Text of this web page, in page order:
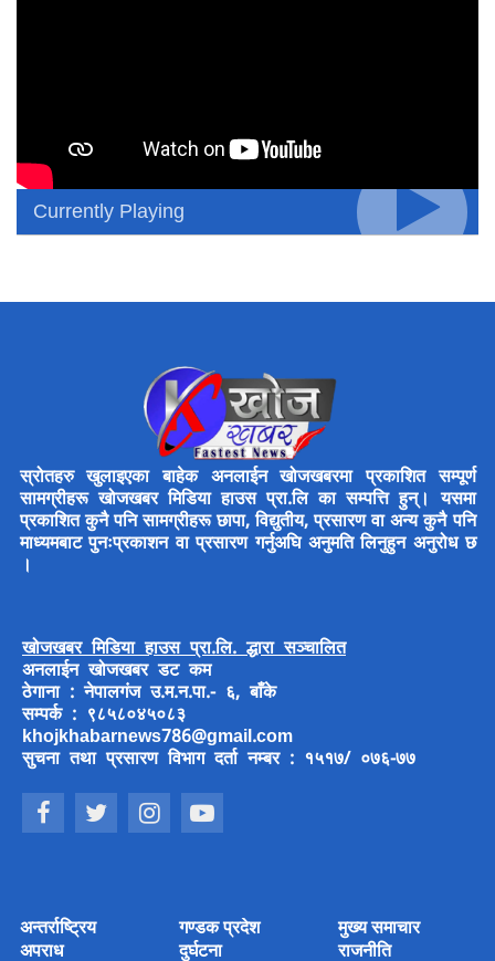
Currently Playing
स्रोतहरु खुलाइएका बाहेक अनलाईन खोजखबरमा प्रकाशित सम्पूर्ण
सामग्रीहरू खोजखबर मिडिया हाउस प्रा.लि का सम्पत्ति हुन्। यसमा
प्रकाशित कुनै पनि सामग्रीहरू छापा, विद्युतीय, प्रसारण वा अन्य कुनै पनि
माध्यमबाट पुनःप्रकाशन वा प्रसारण गर्नुअघि अनुमति लिनुहुन अनुरोध छ
।
खोजखबर मिडिया हाउस प्रा.लि. द्धारा सञ्चालित
अनलाईन खोजखबर डट कम
ठेगाना : नेपालगंज उ.म.न.पा.- ६, बाँके
सम्पर्क : ९८५८०४५०८३
khojkhabarnews786@gmail.com
सुचना तथा प्रसारण विभाग दर्ता नम्बर : १५१७/ ०७६-७७
अन्तर्राष्ट्रिय
अपराध
गण्डक प्रदेश
दुर्घटना
मुख्य समाचार
राजनीति